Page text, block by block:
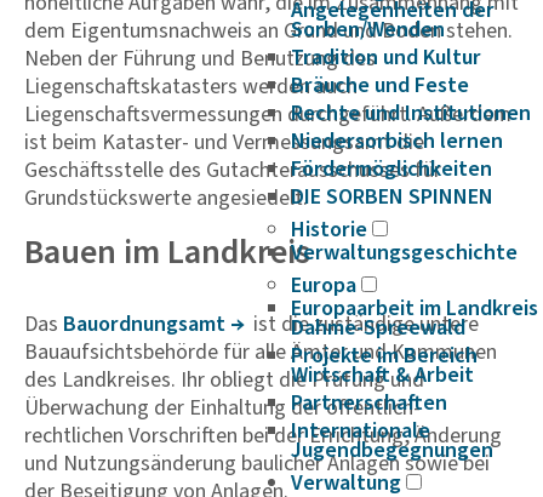
Angelegenheiten der
Sorben/Wenden
Tradition und Kultur
Bräuche und Feste
Rechte und Institutionen
Niedersorbisch lernen
Fördermöglichkeiten
DIE SORBEN SPINNEN
Historie
Verwaltungsgeschichte
Europa
Europaarbeit im Landkreis
Dahme-Spreewald
Projekte im Bereich
Wirtschaft & Arbeit
Partnerschaften
Internationale
Jugendbegegnungen
Verwaltung
dem Eigentumsnachweis an Grund und Boden stehen.
Neben der Führung und Benutzung des
Liegenschaftskatasters werden auch
Liegenschaftsvermessungen durchgeführt. Außerdem
ist beim Kataster- und Vermessungsamt die
Geschäftsstelle des Gutachterausschusses für
Grundstückswerte angesiedelt.
Bauen im Landkreis
Das Bauord­nungsamt
ist die zuständige untere
Bauaufsichtsbehörde für alle Ämter und Kommunen
des Landkreises. Ihr obliegt die Prüfung und
Überwachung der Einhaltung der öffentlich-
rechtlichen Vorschriften bei der Errichtung, Änderung
und Nutzungsänderung baulicher Anlagen sowie bei